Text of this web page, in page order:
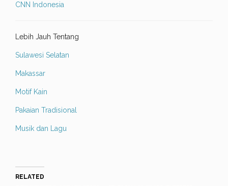
CNN Indonesia
Lebih Jauh Tentang
Sulawesi Selatan
Makassar
Motif Kain
Pakaian Tradisional
Musik dan Lagu
RELATED